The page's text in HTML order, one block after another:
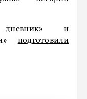
дневник» и
подготовили